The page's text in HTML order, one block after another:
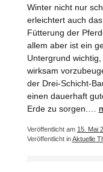
Winter nicht nur
erleichtert auch
Fütterung der
allem aber ist ein
Untergrund
wirksam
der Drei-Schicht-
einen dauerhaft
Erde zu sorgen.…
Veröffentlicht am 15. Mai
Veröffentlicht inAktuelle